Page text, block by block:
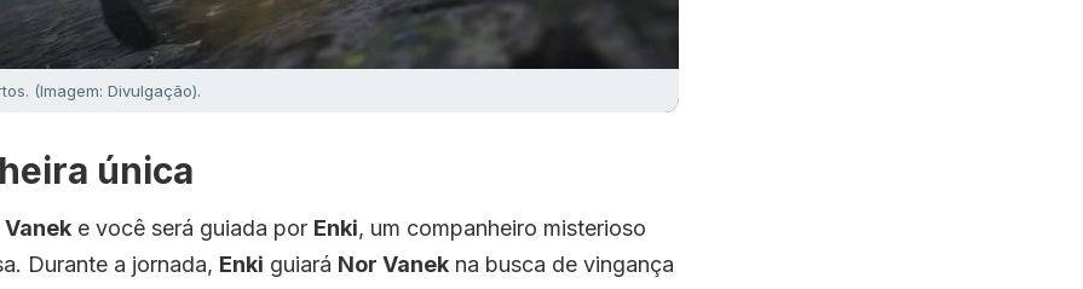
(Imagem: Divulgação).
única
Vaneke você será guiada por Enki, um companheiro misterioso
Durante a jornada, Enki guiará Nor Vanekna busca de vingança